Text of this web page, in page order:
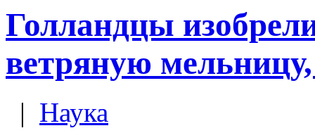
Голландцы
ветряную
| Наука